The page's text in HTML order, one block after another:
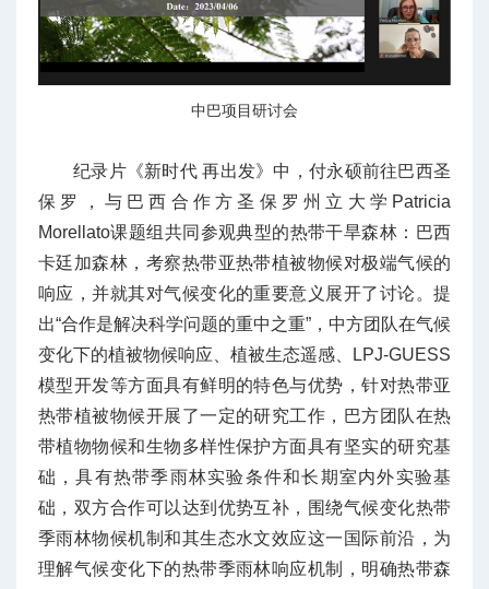
中巴项目研讨会
纪录片《新时代 再出发》中，付永硕前往巴西圣
保罗，与巴西合作方圣保罗州立大学Patricia
Morellato课题组共同参观典型的热带干旱森林：巴西
卡廷加森林，考察热带亚热带植被物候对极端气候的
响应，并就其对气候变化的重要意义展开了讨论。提
出“合作是解决科学问题的重中之重”，中方团队在气候
变化下的植被物候响应、植被生态遥感、LPJ-GUESS
模型开发等方面具有鲜明的特色与优势，针对热带亚
热带植被物候开展了一定的研究工作，巴方团队在热
带植物物候和生物多样性保护方面具有坚实的研究基
础，具有热带季雨林实验条件和长期室内外实验基
础，双方合作可以达到优势互补，围绕气候变化热带
季雨林物候机制和其生态水文效应这一国际前沿，为
理解气候变化下的热带季雨林响应机制，明确热带森